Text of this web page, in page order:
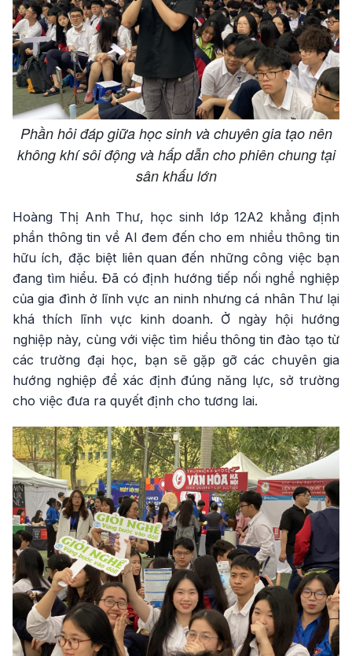
Phần hỏi đáp giữa học sinh và chuyên gia tạo nên
không khí sôi động và hấp dẫn cho phiên chung tại
sân khấu lớn
Hoàng Thị Anh Thư, học sinh lớp 12A2 khẳng định
phần thông tin về AI đem đến cho em nhiều thông tin
hữu ích, đặc biệt liên quan đến những công việc bạn
đang tìm hiểu. Đã có định hướng tiếp nối nghề nghiệp
của gia đình ở lĩnh vực an ninh nhưng cá nhân Thư lại
khá thích lĩnh vực kinh doanh. Ở ngày hội hướng
nghiệp này, cùng với việc tìm hiểu thông tin đào tạo từ
các trường đại học, bạn sẽ gặp gỡ các chuyên gia
hướng nghiệp để xác định đúng năng lực, sở trường
cho việc đưa ra quyết định cho tương lai.